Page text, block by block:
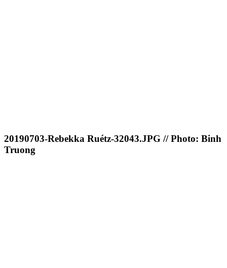
20190703-Rebekka Ruétz-32043.JPG // Photo: Binh
Truong